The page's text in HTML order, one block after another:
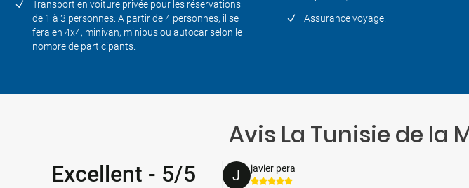
Transport en voiture privée pour les réservations
de 1 à 3 personnes. A partir de 4 personnes, il se
fera en 4x4, minivan, minibus ou autocar selon le
nombre de participants.
Assurance voyage.
Avis La Tunisie de la
Excellent - 5/5 J javier pera